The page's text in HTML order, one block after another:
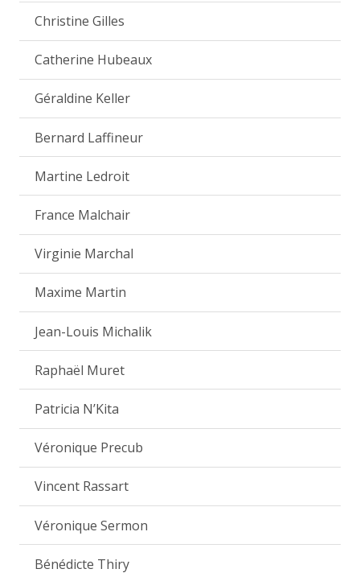
Christine Gilles
Catherine Hubeaux
Géraldine Keller
Bernard Laffineur
Martine Ledroit
France Malchair
Virginie Marchal
Maxime Martin
Jean-Louis Michalik
Raphaël Muret
Patricia N’Kita
Véronique Precub
Vincent Rassart
Véronique Sermon
Bénédicte Thiry